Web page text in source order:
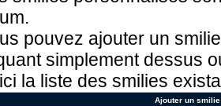
pouvez ajouter un
simplement dessus
la liste des smilies
Ajouter un